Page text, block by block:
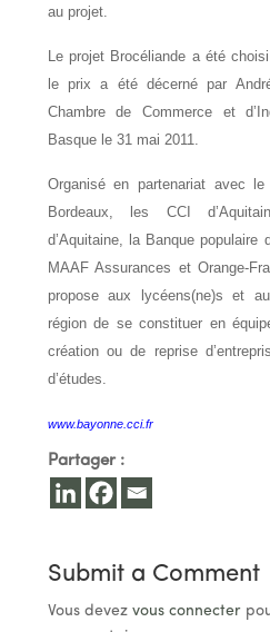
au projet.
Le projet Brocéliande a été
le prix a été décerné par
Chambre de Commerce et
Basque le 31 mai 2011.
Organisé en partenariat avec
Bordeaux, les CCI
d’Aquitaine, la Banque populaire
MAAF Assurances et Orange-
propose aux lycéens(ne)s et
région de se constituer en
création ou de reprise
d’études.
www.bayonne.cci.fr
Partager :
Submit a Comment
Vous devez vous connecter